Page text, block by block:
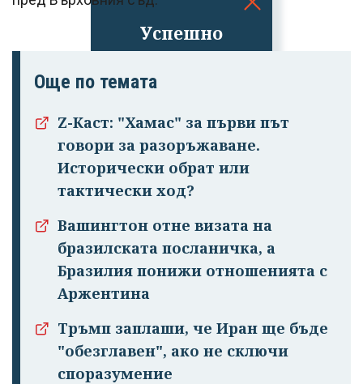
Успешно
излязохте от
профила си!
Още по темата
Z-Каст: "Хамас" за първи път
говори за разоръжаване.
Исторически обрат или
тактически ход?
Вашингтон отне визата на
бразилската посланичка, а
Бразилия понижи отношенията с
Аржентина
Тръмп заплаши, че Иран ще бъде
"обезглавен", ако не сключи
споразумение